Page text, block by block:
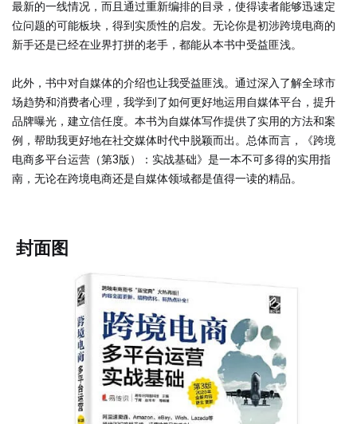
最新的一线情况，而且通过重新编排的目录，使得读者能够迅速定
位问题的可能板块，得到实质性的启发。无论你是初涉跨境电商的
新手还是已经在业界打拼的老手，都能从本书中受益匪浅。
此外，书中对自媒体的介绍也让我受益匪浅。通过深入了解全球市
场趋势和消费者心理，我学到了如何更好地运用自媒体平台，提升
品牌曝光，建立信任度。本书为自媒体写作提供了实用的方法和案
例，帮助我更好地在社交媒体时代中脱颖而出。总体而言，《跨境
电商多平台运营（第3版）：实战基础》是一本不可多得的实用指
南，无论在跨境电商还是自媒体领域都是值得一读的精品。
封面图